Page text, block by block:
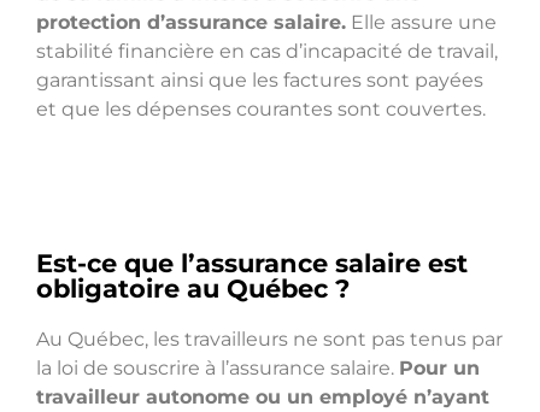
protection d’assurance salaire. Elle assure une
stabilité financière en cas d’incapacité de travail,
garantissant ainsi que les factures sont payées
et que les dépenses courantes sont couvertes.
Est-ce que l’assurance salaire est
obligatoire au Québec ?
Au Québec, les travailleurs ne sont pas tenus par
la loi de souscrire à l’assurance salaire. Pour un
travailleur autonome ou un employé n’ayant